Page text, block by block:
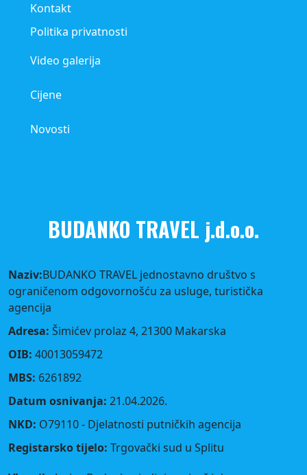
Kontakt
Politika privatnosti
Video galerija
Cijene
Novosti
BUDANKO TRAVEL j.d.o.o.
Naziv:BUDANKO TRAVEL jednostavno društvo s
ograničenom odgovornošću za usluge, turistička
agencija
Adresa: Šimićev prolaz 4, 21300 Makarska
OIB: 40013059472
MBS: 6261892
Datum osnivanja: 21.04.2026.
NKD: O79110 - Djelatnosti putničkih agencija
Registarsko tijelo: Trgovački sud u Splitu